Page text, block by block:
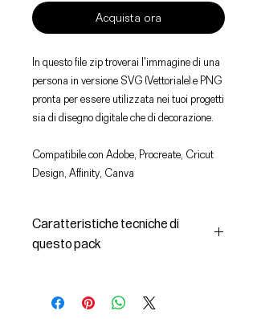
Acquista ora
In questo file zip troverai l'immagine di una
persona in versione SVG (Vettoriale) e PNG
pronta per essere utilizzata nei tuoi progetti
sia di disegno digitale che di decorazione.
Compatibile con Adobe, Procreate, Cricut
Design, Affinity, Canva
Caratteristiche tecniche di
questo pack
- le immagini descritte in formato